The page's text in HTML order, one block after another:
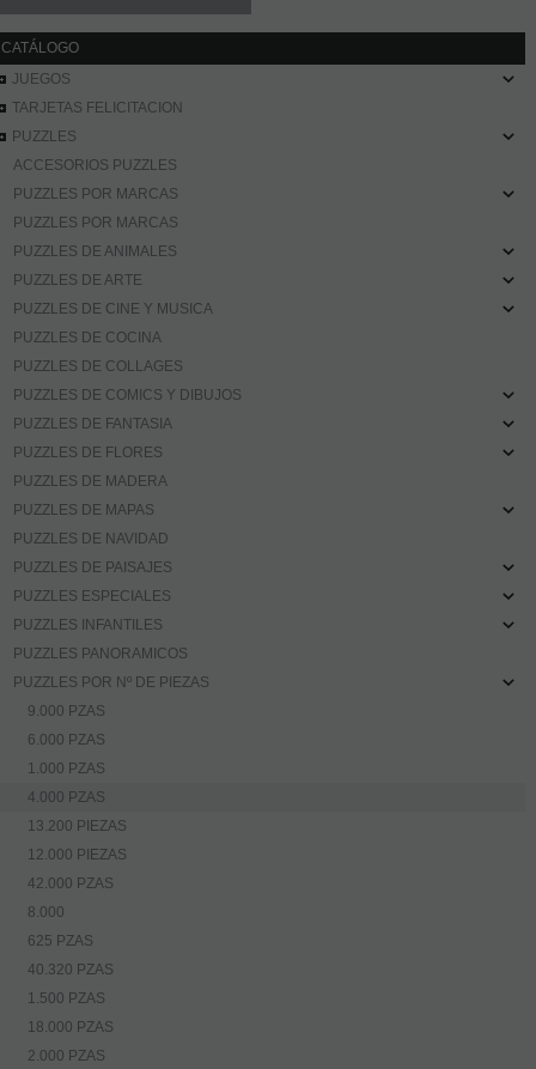
CATÁLOGO
JUEGOS
TARJETAS FELICITACION
PUZZLES
ACCESORIOS PUZZLES
PUZZLES POR MARCAS
PUZZLES POR MARCAS
PUZZLES DE ANIMALES
PUZZLES DE ARTE
PUZZLES DE CINE Y MUSICA
PUZZLES DE COCINA
PUZZLES DE COLLAGES
PUZZLES DE COMICS Y DIBUJOS
PUZZLES DE FANTASIA
PUZZLES DE FLORES
PUZZLES DE MADERA
PUZZLES DE MAPAS
PUZZLES DE NAVIDAD
PUZZLES DE PAISAJES
PUZZLES ESPECIALES
PUZZLES INFANTILES
PUZZLES PANORAMICOS
PUZZLES POR Nº DE PIEZAS
9.000 PZAS
6.000 PZAS
1.000 PZAS
4.000 PZAS
13.200 PIEZAS
12.000 PIEZAS
42.000 PZAS
8.000
625 PZAS
40.320 PZAS
1.500 PZAS
18.000 PZAS
2.000 PZAS